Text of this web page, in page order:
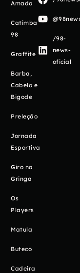
Amado
Catimba
98
Graffite
Barba,
Cabelo e
Bigode
Preleção
Jornada
Esportiva
Giro na
Gringa
Os
Players
Matula
Buteco
Cadeira
/98-
news-
oficial